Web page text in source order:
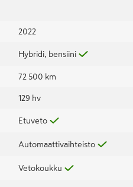
2022
Hybridi, bensiini
72 500 km
129 hv
Etuveto
Automaattivaihteisto
Vetokoukku